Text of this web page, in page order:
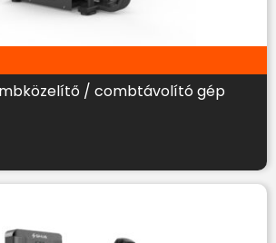
/ combtávolító gép